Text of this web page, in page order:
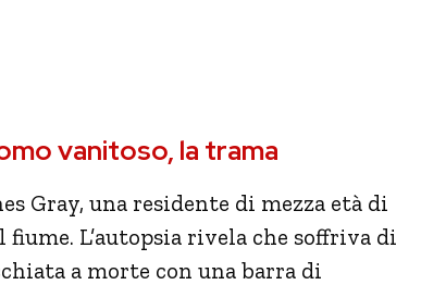
vanitoso, la trama
Gray, una residente di mezza età di
L’autopsia rivela che soffriva di
a morte con una barra di